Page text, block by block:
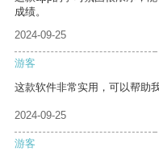
成绩。
2024-09-25
游客
这款软件非常实用，可以帮助
2024-09-25
游客